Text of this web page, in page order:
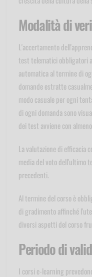
Modalità di
L'accertamento
test telematici obbligatori
automatica al termine di
domande estratte
modo casuale per ogni
di ogni domanda sono
dei test avviene con
La valutazione di efficacia
media del voto dell'ultimo
precedenti.
Al termine del corso è
di gradimento affinché
diversi aspetti del corso
Periodo di
I corsi e-learning